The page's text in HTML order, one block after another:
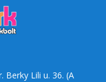
Berky Lili u. 36. (A